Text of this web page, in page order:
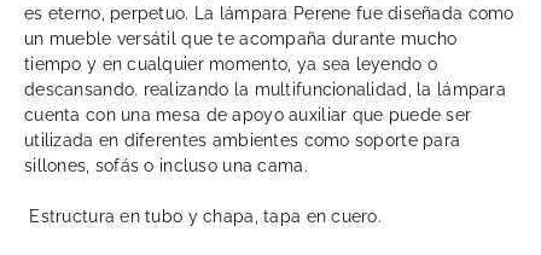
es eterno, perpetuo. La lámpara Perene fue diseñada como
un mueble versátil que te acompaña durante mucho
tiempo y en cualquier momento, ya sea leyendo o
descansando. realizando la multifuncionalidad, la lámpara
cuenta con una mesa de apoyo auxiliar que puede ser
utilizada en diferentes ambientes como soporte para
sillones, sofás o incluso una cama.
Estructura en tubo y chapa, tapa en cuero.